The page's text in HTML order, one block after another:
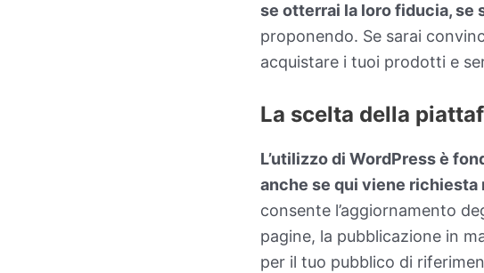
se otterrai la loro fiducia, se
proponendo. Se sarai
acquistare i tuoi prodotti e
La scelta della
L’utilizzo di WordPress è
anche se qui viene
consente l’aggiornamento
pagine, la pubblicazione in
per il tuo pubblico di